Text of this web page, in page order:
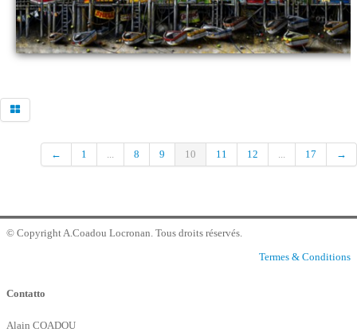
contatto galleria
← 1 ... 8 9 10 11 12 ... 17 →
© Copyright A.Coadou Locronan. Tous droits réservés.
Termes & Conditions
Contatto
Alain COADOU